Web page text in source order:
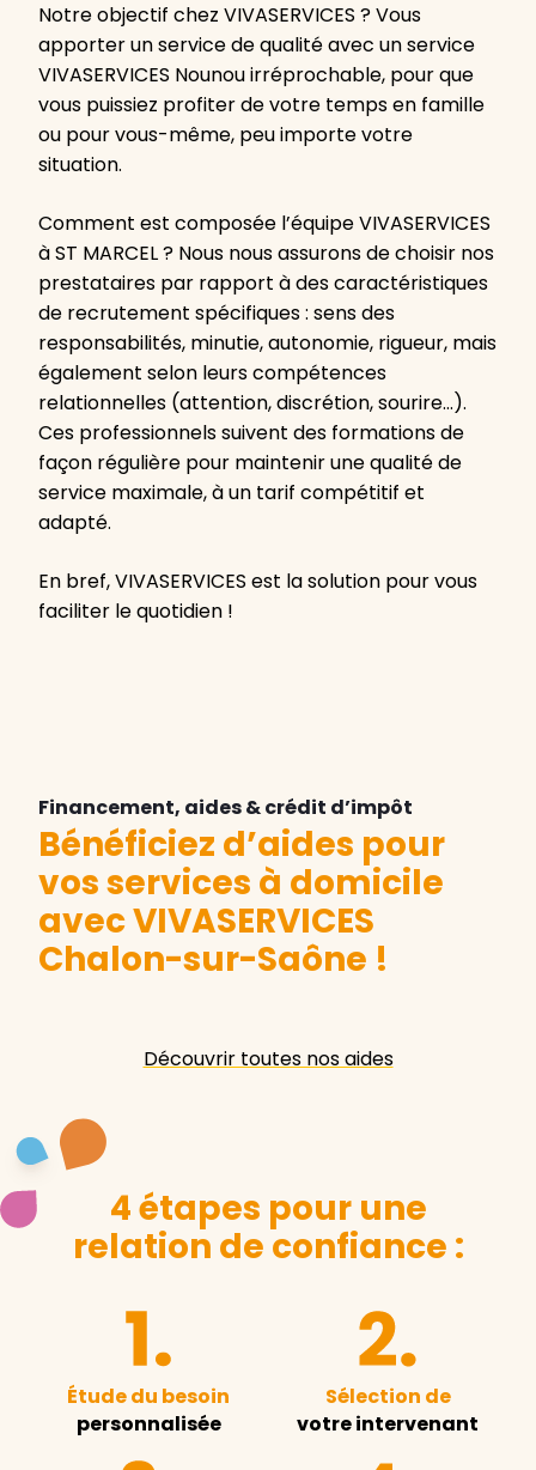
Notre objectif chez VIVASERVICES ? Vous
apporter un service de qualité avec un service
VIVASERVICES Nounou irréprochable, pour que
vous puissiez profiter de votre temps en famille
ou pour vous-même, peu importe votre
situation.
Comment est composée l’équipe VIVASERVICES
à ST MARCEL ? Nous nous assurons de choisir nos
prestataires par rapport à des caractéristiques
de recrutement spécifiques : sens des
responsabilités, minutie, autonomie, rigueur, mais
également selon leurs compétences
relationnelles (attention, discrétion, sourire…).
Ces professionnels suivent des formations de
façon régulière pour maintenir une qualité de
service maximale, à un tarif compétitif et
adapté.
En bref, VIVASERVICES est la solution pour vous
faciliter le quotidien !
Financement, aides & crédit d’impôt
Bénéficiez d’aides pour
vos services à domicile
avec VIVASERVICES
Chalon-sur-Saône !
Découvrir toutes nos aides
4 étapes pour une
relation de confiance :
Étude du besoin
personnalisée
Sélection de
votre intervenant